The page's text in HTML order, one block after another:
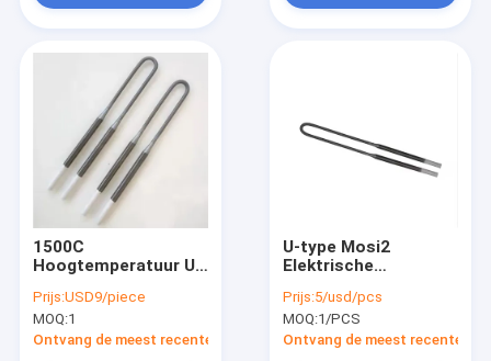
1500C
Hoogtemperatuur U-
Warmteelement Voor
Muffeloven
Prijs:USD9/piece
MOQ:1
Ontvang de meest recente Prijs
U-type Mosi2
Elektrische
voor tandheelkundige
ovens
Prijs:5/usd/pcs
MOQ:1/PCS
Ontvang de meest recente